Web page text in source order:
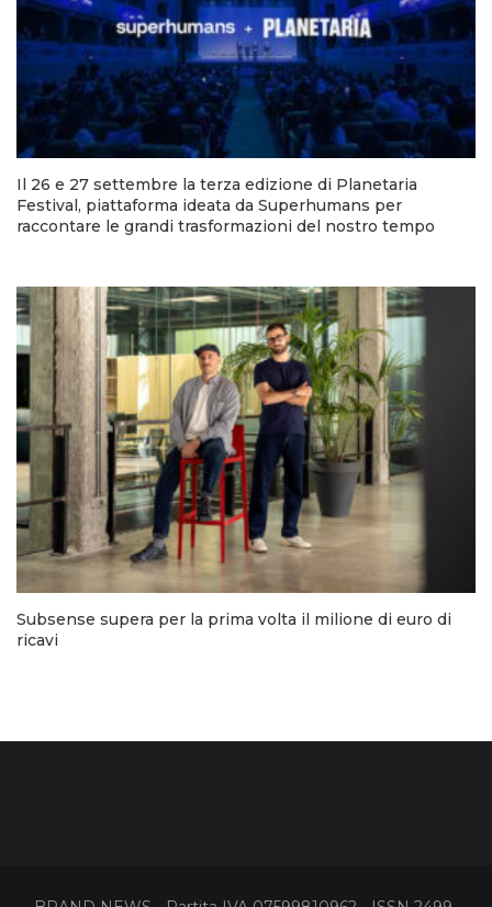
Il 26 e 27 settembre la terza edizione di Planetaria
Festival, piattaforma ideata da Superhumans per
raccontare le grandi trasformazioni del nostro tempo
Subsense supera per la prima volta il milione di euro di
ricavi